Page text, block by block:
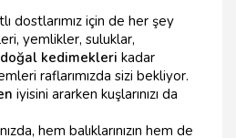
dostlarımız için de her şey
yemlikler, suluklar,
doğal kedimekleri kadar
raflarımızda sizi bekliyor.
iyisini ararken kuşlarınızı da
hem balıklarınızın hem de